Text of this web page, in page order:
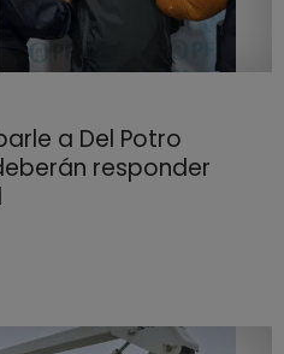
a Del Potro
responder